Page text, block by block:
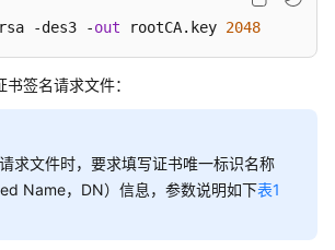
-des3 -out rootCA.key 2048
签名请求文件：
求文件时，要求填写证书唯一标识名称
Name，DN）信息，参数说明如下表1